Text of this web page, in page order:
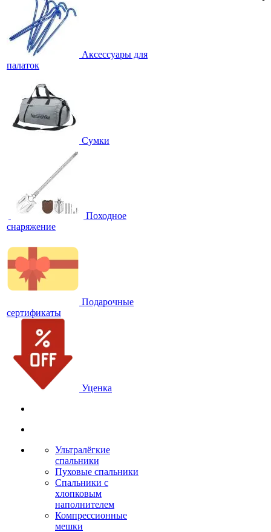
Аксессуары для
палаток
Сумки
Походное
снаряжение
Подарочные
сертификаты
Уценка
Ультралёгкие
спальники
Пуховые спальники
Спальники с
хлопковым
наполнителем
Компрессионные
мешки